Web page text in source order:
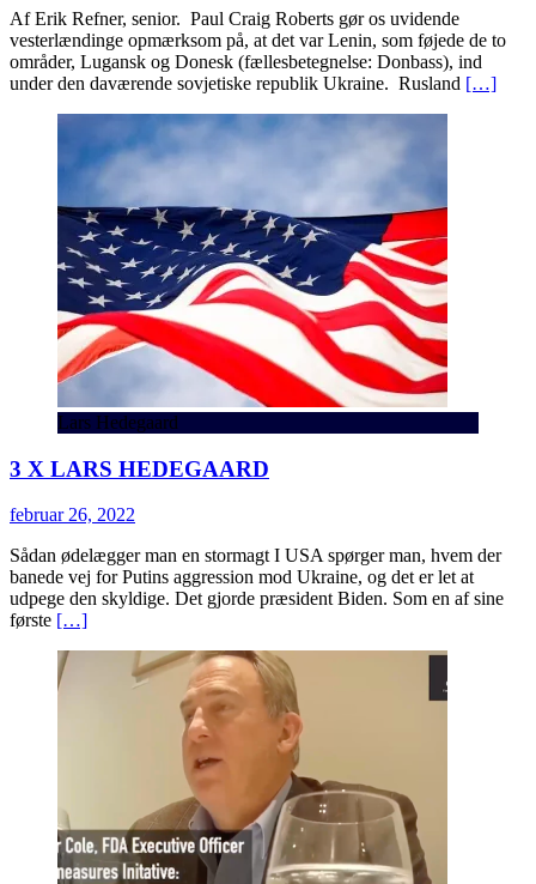
Af Erik Refner, senior. Paul Craig Roberts gør os uvidende
vesterlændinge opmærksom på, at det var Lenin, som føjede de to
områder, Lugansk og Donesk (fællesbetegnelse: Donbass), ind
under den daværende sovjetiske republik Ukraine. Rusland […]
Lars Hedegaard
3 X LARS HEDEGAARD
februar 26, 2022
Sådan ødelægger man en stormagt I USA spørger man, hvem der
banede vej for Putins aggression mod Ukraine, og det er let at
udpege den skyldige. Det gjorde præsident Biden. Som en af sine
første […]